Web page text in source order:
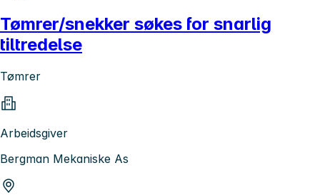
Tømrer/snekker søkes for snarlig
tiltredelse
Tømrer
Arbeidsgiver
Bergman Mekaniske As